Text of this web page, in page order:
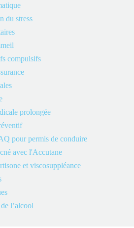
du stress
compulsifs
prolongée
pour permis de conduire
avec l'Accutane
et viscosuppléance
l’alcool
vous choisissez de nous fournir (par
questions, préférences de
de données texte qui est stocké sur
de l’utilisateur par un site web qu’il
pour collecter des informations sur
l’utilisateur, telles que les
de connexion, les habitudes de
similaires. Ces informations